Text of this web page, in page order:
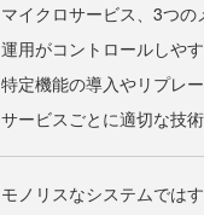
マイクロサービス、3つの
運用がコントロールしや
特定機能の導入やリプレ
サービスごとに適切な技
モノリスなシステムでは